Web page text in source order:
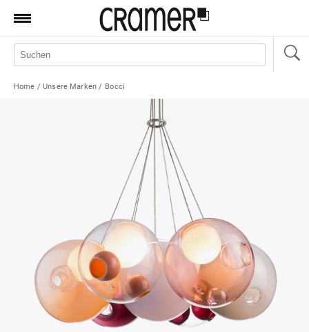
Produkte
Jobs
Shop
Home / Unsere Marken / Bocci